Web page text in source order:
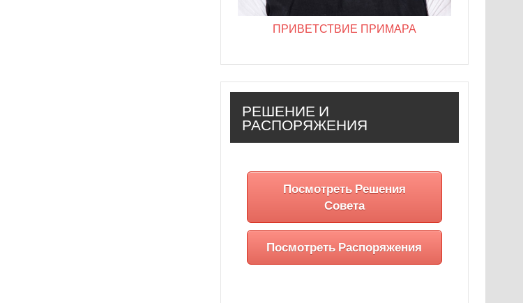
ПРИВЕТСТВИЕ ПРИМАРА
РЕШЕНИЕ И
РАСПОРЯЖЕНИЯ
Посмотреть Решения
Совета
Посмотреть Распоряжения